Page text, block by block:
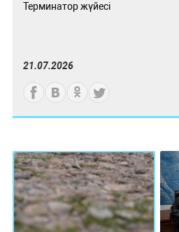
Терминатор жүйесі
21.07.2026